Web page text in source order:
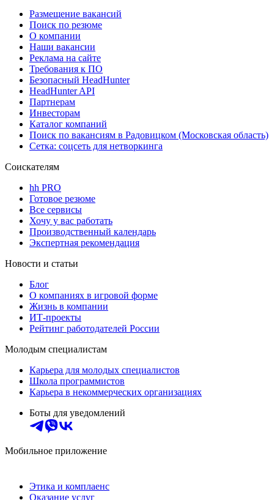
Размещение вакансий
Поиск по резюме
О компании
Наши вакансии
Реклама на сайте
Требования к ПО
Безопасный HeadHunter
HeadHunter API
Партнерам
Инвесторам
Каталог компаний
Поиск по вакансиям в Радовицком (Московская область)
Сетка: соцсеть для нетворкинга
Соискателям
hh PRO
Готовое резюме
Все сервисы
Хочу у вас работать
Производственный календарь
Экспертная рекомендация
Новости и статьи
Блог
О компаниях в игровой форме
Жизнь в компании
ИТ-проекты
Рейтинг работодателей России
Молодым специалистам
Карьера для молодых специалистов
Школа программистов
Карьера в некоммерческих организациях
Боты для уведомлений
Мобильное приложение
Этика и комплаенс
Оказание услуг